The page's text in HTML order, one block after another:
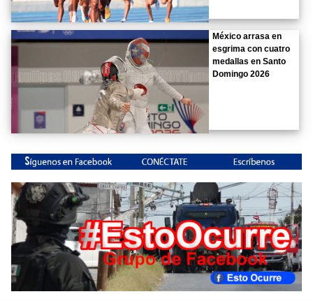
México arrasa en
esgrima con cuatro
medallas en Santo
Domingo 2026